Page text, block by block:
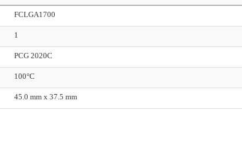
FCLGA1700
1
PCG 2020C
100°C
45.0 mm x 37.5 mm